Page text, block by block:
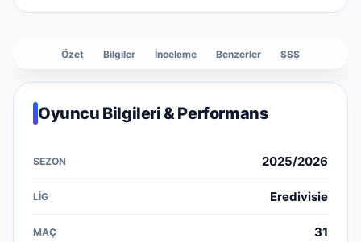
Özet Bilgiler İnceleme Benzerler SSS
Oyuncu Bilgileri & Performans
2025/2026
Eredivisie
31